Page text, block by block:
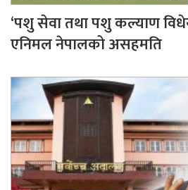
‘पशु सेवा तथा पशु कल्याण
एनिमल नेपालको असहमति